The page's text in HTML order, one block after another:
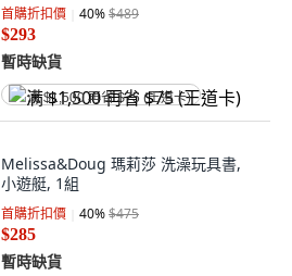
首購折扣價 40%$489
$293
暫時缺貨
满 $1,500 再省 $75 (王道卡)
Melissa&Doug 瑪莉莎 洗澡玩具書,
小遊艇, 1組
首購折扣價 40%$475
$285
暫時缺貨